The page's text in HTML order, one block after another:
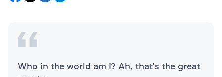
Who in the world am I? Ah, that's the great